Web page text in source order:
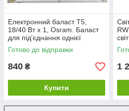
Електронний баласт Т5,
18/40 Вт х 1, Osram. Баласт
для під'єднання однієї
люмінесцентної лампи Т5
Готово до відправки
840 ₴
Купити
1